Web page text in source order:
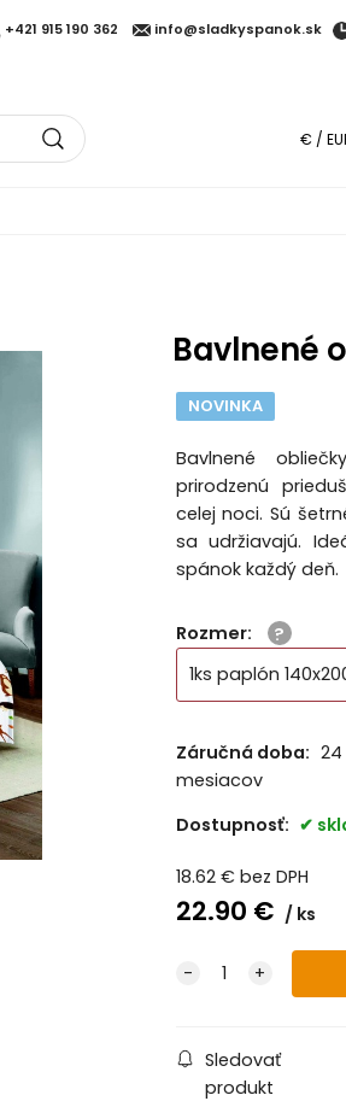
+421 915 190 362 info@sladkyspanok.sk
€ /
Bavlnené
NOVINKA
Bavlnené
prirodzenú
celej noci. Sú
sa udržiavajú.
spánok každý deň.
Rozmer:
1ks paplón
Záručná doba: 24
mesiacov
Dostupnosť:
18.62€ bez DPH
22.90 € ks
Sledovať
produkt